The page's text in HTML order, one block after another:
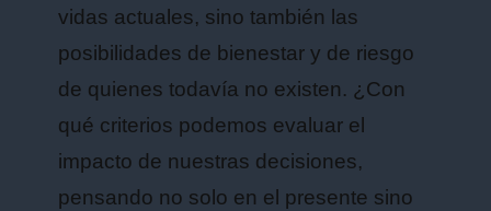
vidas actuales, sino también las
posibilidades de bienestar y de riesgo
de quienes todavía no existen. ¿Con
qué criterios podemos evaluar el
impacto de nuestras decisiones,
pensando no solo en el presente sino